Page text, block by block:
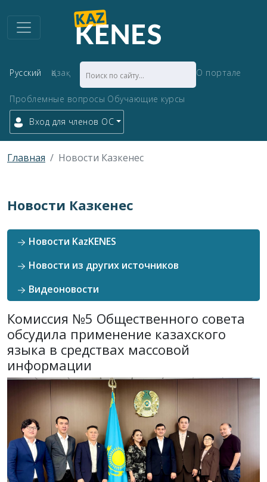
Русский Қазақ О портале
Проблемные вопросы Обучающие курсы
Вход для членов ОС
Главная Новости Казкенес
Новости Казкенес
Новости KazKENES
Новости из других источников
Видеоновости
Комиссия №5 Общественного совета
обсудила применение казахского
языка в средствах массовой
информации